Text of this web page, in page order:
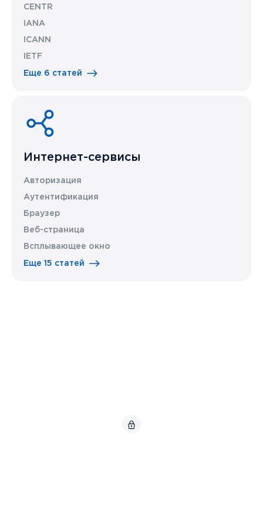
CENTR
IANA
ICANN
IETF
Еще 6 статей
Интернет-сервисы
Авторизация
Аутентификация
Браузер
Веб-страница
Всплывающее окно
Еще 15 статей